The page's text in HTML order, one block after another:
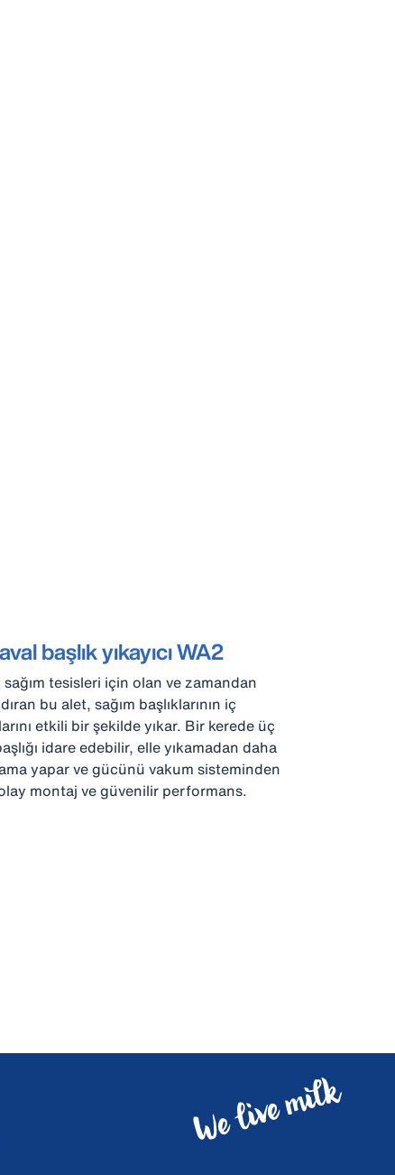
başlık yıkayıcı WA2
sağım tesisleri için olan ve zamandan
bu alet, sağım başlıklarının iç
etkili bir şekilde yıkar. Bir kerede üç
idare edebilir, elle yıkamadan daha
yapar ve gücünü vakum sisteminden
montaj ve güvenilir performans.